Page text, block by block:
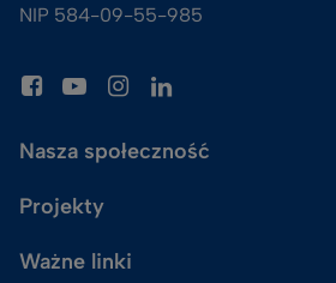
NIP 584-09-55-985
Nasza społeczność
Gazeta GUMed
Skalpel. Podcast GUMed
Projekty
Uczelnia Badawcza
Ważne linki